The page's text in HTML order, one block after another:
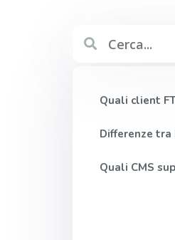
Quali client
Differenze
Quali CMS